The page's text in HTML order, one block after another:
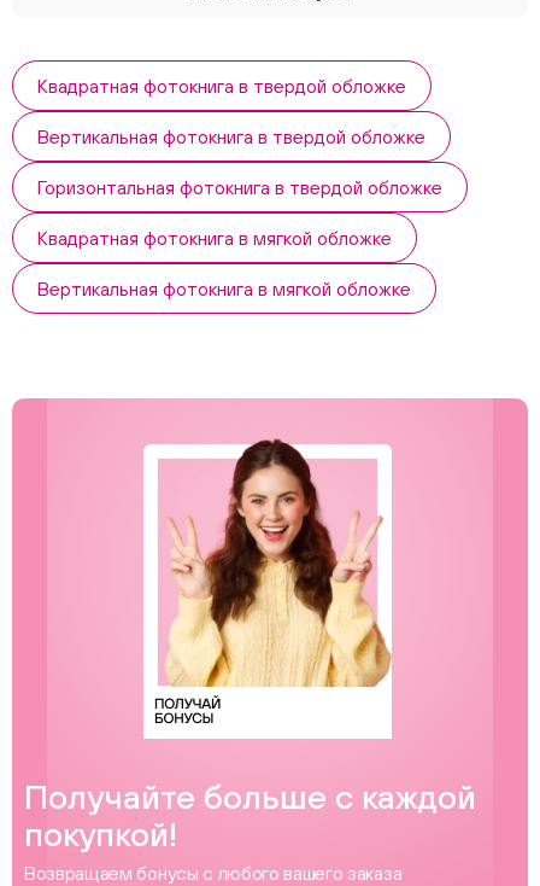
Квадратная фотокнига в твердой обложке
Вертикальная фотокнига в твердой обложке
Горизонтальная фотокнига в твердой обложке
Квадратная фотокнига в мягкой обложке
Вертикальная фотокнига в мягкой обложке
Получайте больше с каждой
покупкой!
Возвращаем бонусы с любого вашего заказа